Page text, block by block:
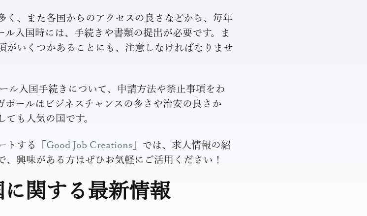
く、また各国からのアクセスの良さなどから、毎年
入国時には、手続きや書類の提出が必要です。ま
がいくつかあることにも、注意しなければなりませ
ル入国手続きについて、申請方法や禁止事項をわ
ポールはビジネスチャンスの多さや治安の良さか
も人気の国です。
トする「 Good Job Creations 」では、求人情報の紹
興味がある方はぜひお気軽にご活用ください！
関する最新情報